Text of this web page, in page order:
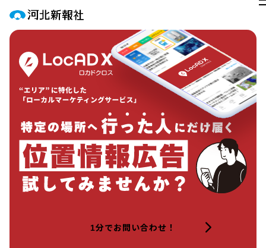
1分でお問い合わせ！